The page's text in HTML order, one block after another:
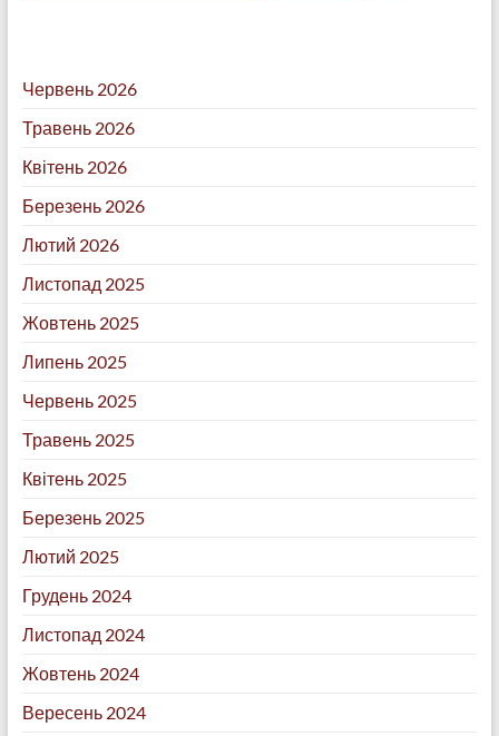
Червень 2026
Травень 2026
Квітень 2026
Березень 2026
Лютий 2026
Листопад 2025
Жовтень 2025
Липень 2025
Червень 2025
Травень 2025
Квітень 2025
Березень 2025
Лютий 2025
Грудень 2024
Листопад 2024
Жовтень 2024
Вересень 2024